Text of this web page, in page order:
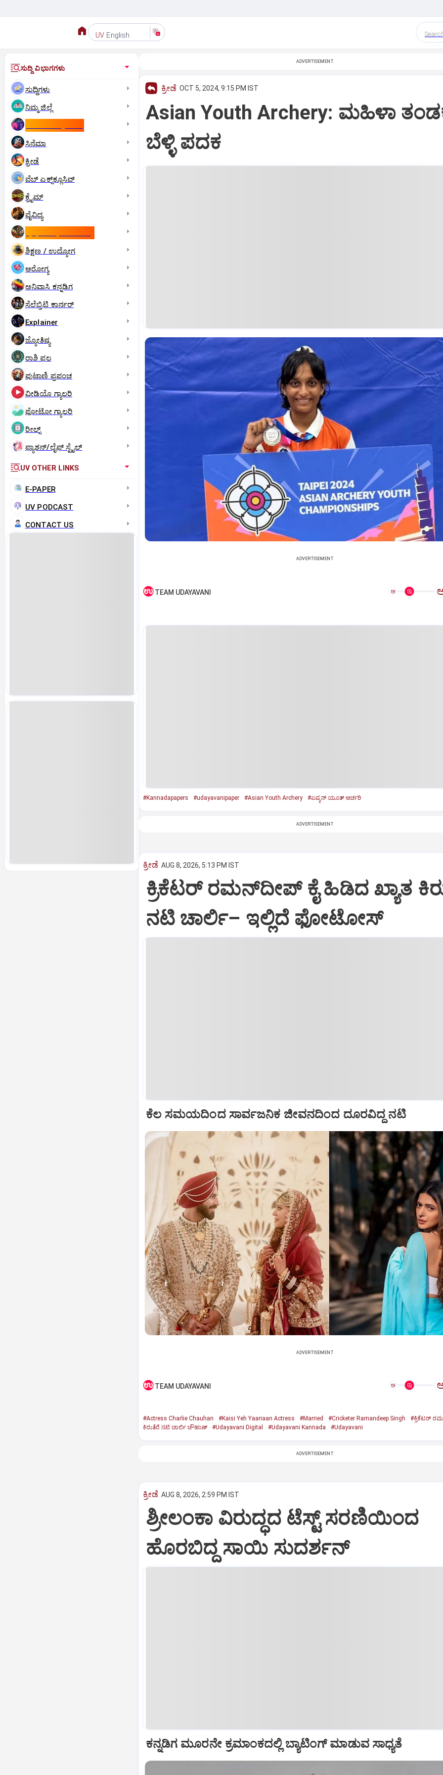
UV English
ಸುದ್ದಿ ವಿಭಾಗಗಳು
ಸುದ್ದಿಗಳು
ನಿಮ್ಮ ಜಿಲ್ಲೆ
ಸಿನೆಮಾ
ಕ್ರೀಡೆ
ವೆಬ್ ಎಕ್ಸ್‌ಕ್ಲೂಸಿವ್
ಕ್ರೈಮ್
ವೈವಿಧ್ಯ
ಶಿಕ್ಷಣ / ಉದ್ಯೋಗ
ಆರೋಗ್ಯ
ಅನಿವಾಸಿ ಕನ್ನಡಿಗ
ಸೆಲೆಬ್ರಿಟಿ ಕಾರ್ನರ್‌
Explainer
ಜ್ಯೋತಿಷ್ಯ
ರಾಶಿ ಫಲ
ಪುಟಾಣಿ ಪ್ರಪಂಚ
ವೀಡಿಯೊ ಗ್ಯಾಲರಿ
ಫೋಟೋ ಗ್ಯಾಲರಿ
ರೀಲ್ಸ್
ಫ್ಯಾಶನ್/ಲೈಫ್‌ ಸ್ಟೈಲ್
UV OTHER LINKS
E-PAPER
UV PODCAST
CONTACT US
ADVERTISEMENT
ಕ್ರೀಡೆ OCT 5, 2024, 9:15 PM IST
Asian Youth Archery: ಮಹಿಳಾ
ಬೆಳ್ಳಿ ಪದಕ
ADVERTISEMENT
TEAM UDAYAVANI ಅ
#Kannadapapers #udayavanipaper #Asian Youth Archery #ಏಷ್ಯನ್‌ ಯೂತ್‌ ಆರ್ಚರಿ
ADVERTISEMENT
ಕ್ರೀಡೆ AUG 8, 2026, 5:13 PM IST
ಕ್ರಿಕೆಟರ್‌ ರಮನ್‌ದೀಪ್‌ ಕೈ ಹಿಡಿದ ಖ್ಯಾತ
ನಟಿ ಚಾರ್ಲಿ– ಇಲ್ಲಿದೆ ಫೋಟೋಸ್
ಕೆಲ ಸಮಯದಿಂದ ಸಾರ್ವಜನಿಕ ಜೀವನದಿಂದ ದೂರವಿದ್ದ ನಟಿ
ADVERTISEMENT
TEAM UDAYAVANI ಅ
#Actress Charlie Chauhan #Kaisi Yeh Yaariaan Actress #Married #Cricketer Ramandeep Singh #ಕ್ರಿಕೆಟರ್‌
ಕಿರುತೆರೆ ನಟಿ ಚಾರ್ಲಿ ಚೌಹಾಣ್
#Udayavani Digital #Udayavani Kannada #Udayavani
ADVERTISEMENT
ಕ್ರೀಡೆ AUG 8, 2026, 2:59 PM IST
ಶ್ರೀಲಂಕಾ ವಿರುದ್ಧದ ಟೆಸ್ಟ್ ಸರಣಿಯಿಂದ
ಹೊರಬಿದ್ದ ಸಾಯಿ ಸುದರ್ಶನ್
ಕನ್ನಡಿಗ ಮೂರನೇ ಕ್ರಮಾಂಕದಲ್ಲಿ ಬ್ಯಾಟಿಂಗ್ ಮಾಡುವ ಸಾಧ್ಯತೆ